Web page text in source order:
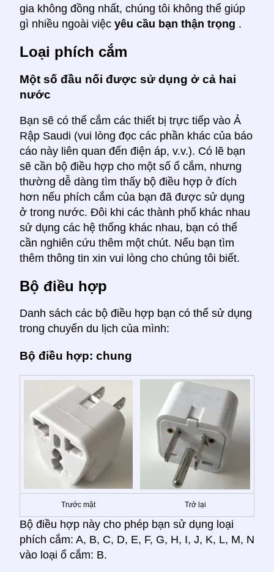
gia không đồng nhất, chúng tôi không thể giúp
gì nhiều ngoài việc yêu cầu bạn thận trọng .
Loại phích cắm
Một số đầu nối được sử dụng ở cả hai
nước
Bạn sẽ có thể cắm các thiết bị trực tiếp vào Ả
Rập Saudi (vui lòng đọc các phần khác của báo
cáo này liên quan đến điện áp, v.v.). Có lẽ bạn
sẽ cần bộ điều hợp cho một số ổ cắm, nhưng
thường dễ dàng tìm thấy bộ điều hợp ở đích
hơn nếu phích cắm của bạn đã được sử dụng
ở trong nước. Đôi khi các thành phố khác nhau
sử dụng các hệ thống khác nhau, bạn có thể
cần nghiên cứu thêm một chút. Nếu bạn tìm
thêm thông tin xin vui lòng cho chúng tôi biết.
Bộ điều hợp
Danh sách các bộ điều hợp bạn có thể sử dụng
trong chuyến du lịch của mình:
Bộ điều hợp: chung
Trước mặt Trở lại
Bộ điều hợp này cho phép bạn sử dụng loại
phích cắm: A, B, C, D, E, F, G, H, I, J, K, L, M, N
vào loại ổ cắm: B.